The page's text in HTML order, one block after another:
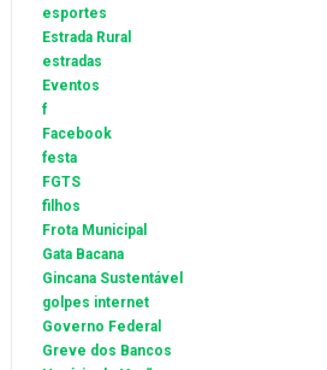
esportes
Estrada Rural
estradas
Eventos
f
Facebook
festa
FGTS
filhos
Frota Municipal
Gata Bacana
Gincana Sustentável
golpes internet
Governo Federal
Greve dos Bancos